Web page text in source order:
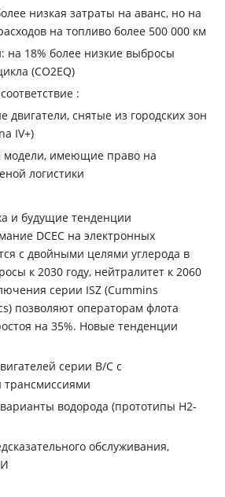
низкая затраты на аванс, но на
на топливо более 500 000 км
на 18% более низкие выбросы
(CO2EQ)
‌:
двигатели, снятые из городских зон
IV+)
модели, имеющие право на
логистики
и будущие тенденции
DCEC на электронных
с двойными целями углерода в
к 2030 году, нейтралитет к 2060
серии ISZ (Cummins
позволяют операторам флота
на 35%. Новые тенденции
серии B/C с
трансмиссиями
водорода (прототипы H2-
обслуживания,